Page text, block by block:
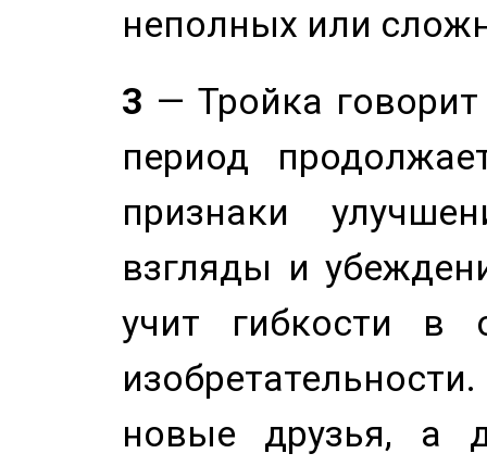
неполных или
3 — Тройка
период
признаки
взгляды и
учит гибкости в
новые друзья, а